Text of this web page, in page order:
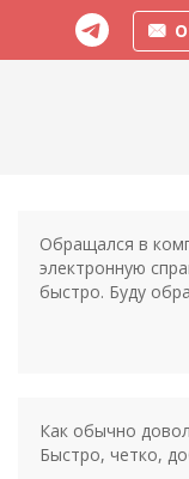
Обращался в
электронную
быстро. Буду
Как обычно
Быстро, четко,